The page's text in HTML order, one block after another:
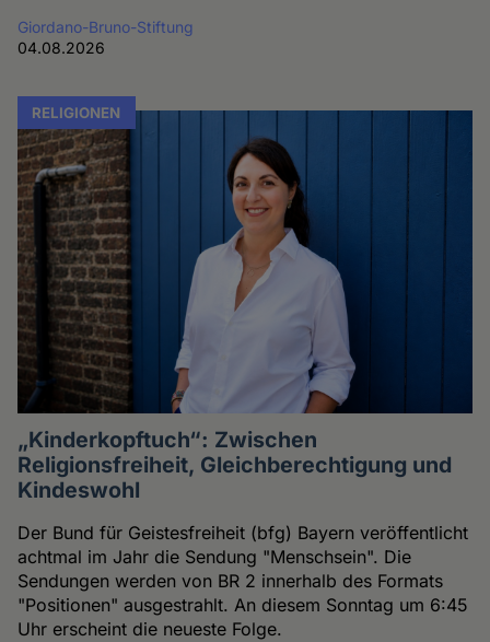
Giordano-Bruno-Stiftung
04.08.2026
RELIGIONEN
„Kinderkopftuch“: Zwischen
Religionsfreiheit, Gleichberechtigung und
Kindeswohl
Der Bund für Geistesfreiheit (bfg) Bayern veröffentlicht
achtmal im Jahr die Sendung "Menschsein". Die
Sendungen werden von BR 2 innerhalb des Formats
"Positionen" ausgestrahlt. An diesem Sonntag um 6:45
Uhr erscheint die neueste Folge.